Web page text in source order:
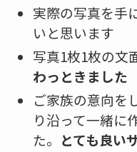
実際の写真を手
いと思います
写真1枚1枚の文
わっときました
ご家族の意向を
り沿って一緒に
た。 とても良い